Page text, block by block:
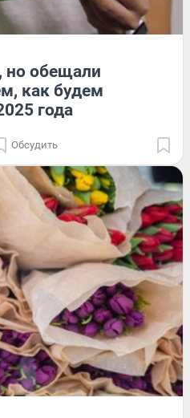
но обещали
как будем
года
Обсудить